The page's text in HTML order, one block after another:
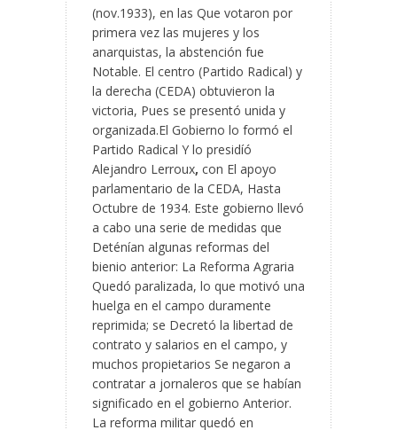
(nov.1933), en las Que votaron por
primera vez las mujeres y los
anarquistas, la abstención fue
Notable. El centro (Partido Radical) y
la derecha (CEDA) obtuvieron la
victoria, Pues se presentó unida y
organizada.El Gobierno lo formó el
Partido Radical Y lo presidíó
Alejandro Lerroux, con El apoyo
parlamentario de la CEDA, Hasta
Octubre de 1934. Este gobierno llevó
a cabo una serie de medidas que
Deténían algunas reformas del
bienio anterior: La Reforma Agraria
Quedó paralizada, lo que motivó una
huelga en el campo duramente
reprimida; se Decretó la libertad de
contrato y salarios en el campo, y
muchos propietarios Se negaron a
contratar a jornaleros que se habían
significado en el gobierno Anterior.
La reforma militar quedó en